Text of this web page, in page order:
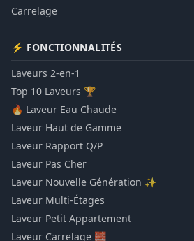
Carrelage
⚡ FONCTIONNALITÉS
Laveurs 2-en-1
Top 10 Laveurs 🏆
🔥 Laveur Eau Chaude
Laveur Haut de Gamme
Laveur Rapport Q/P
Laveur Pas Cher
Laveur Nouvelle Génération ✨
Laveur Multi-Étages
Laveur Petit Appartement
Laveur Carrelage 🧱